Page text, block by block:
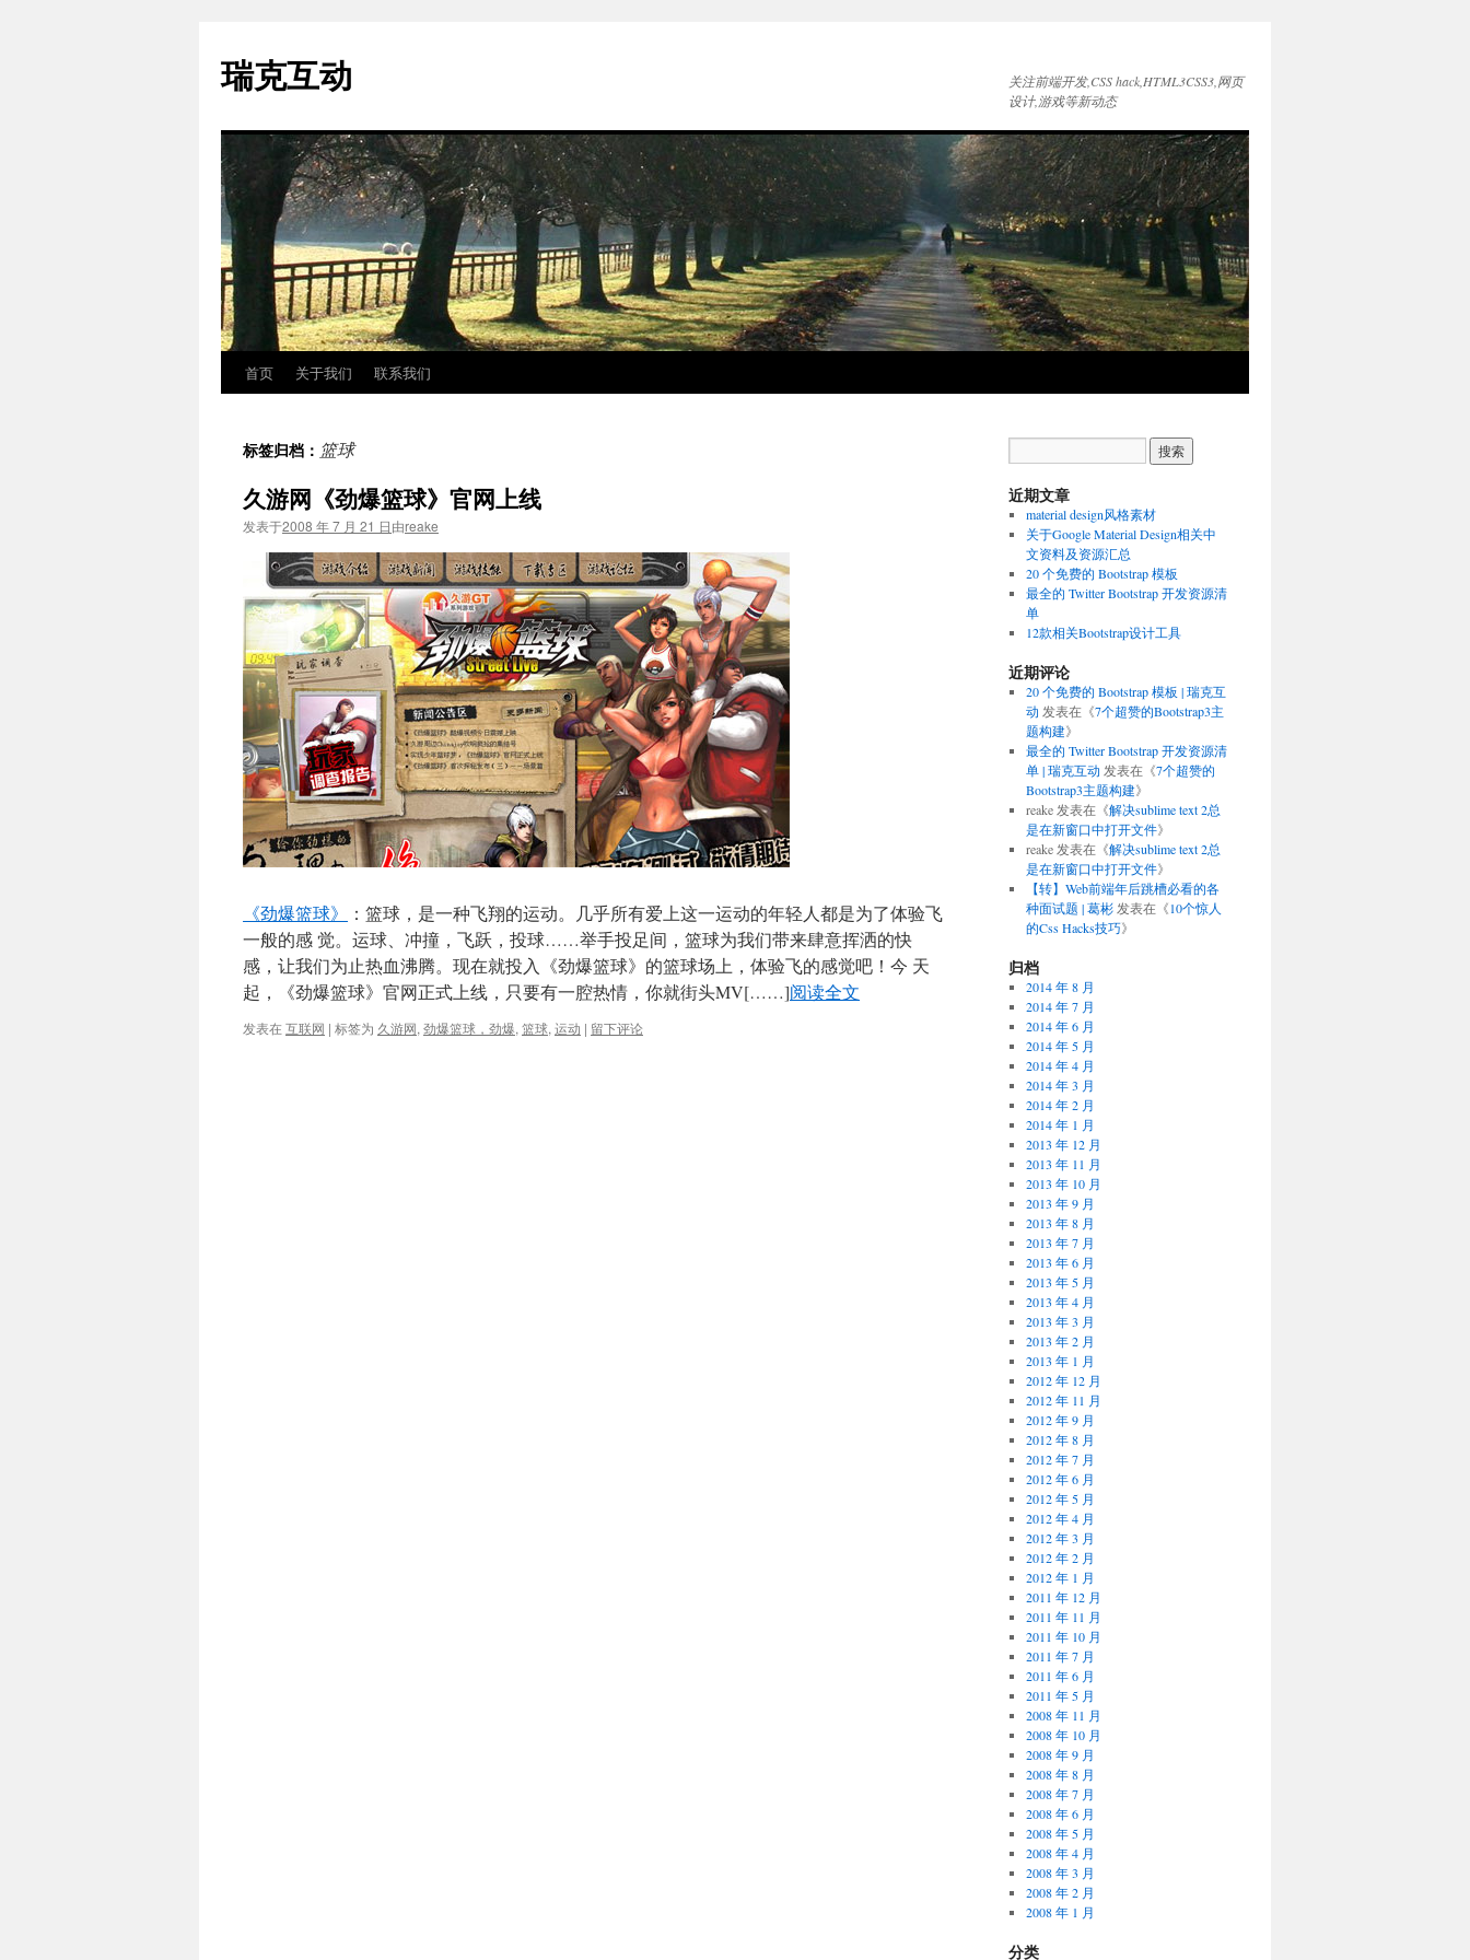
瑞克互动
关注前端开发,CSS hack,HTML3CSS3,网页
设计,游戏等新动态
正
首页 关于我们 联系我们
标签归档： 篮球
久游网《劲爆篮球》官网上线
发表于2008 年 7 月 21 日由reake
《劲爆篮球》
：篮球，是一种飞翔的运动。几乎所有爱上这一运动的年轻人都是为了体验飞
一般的感 觉。运球、冲撞，飞跃，投球……举手投足间，篮球为我们带来肆意挥洒的快
感，让我们为止热血沸腾。现在就投入《劲爆篮球》的篮球场上，体验飞的感觉吧！今 天
起，《劲爆篮球》官网正式上线，只要有一腔热情，你就街头MV[……]阅读全文
发表在互联网 | 标签为 久游网, 劲爆篮球，劲爆, 篮球, 运动 | 留下评论
近期文章
material design风格素材
关于Google Material Design相关中
文资料及资源汇总
20 个免费的 Bootstrap 模板
最全的 Twitter Bootstrap 开发资源清
单
12款相关Bootstrap设计工具
近期评论
20 个免费的 Bootstrap 模板 | 瑞克互
动 发表在《7个超赞的Bootstrap3主
题构建》
最全的 Twitter Bootstrap 开发资源清
单 | 瑞克互动 发表在《7个超赞的
Bootstrap3主题构建》
reake发表在《解决sublime text 2总
是在新窗口中打开文件》
reake发表在《解决sublime text 2总
是在新窗口中打开文件》
【转】Web前端年后跳槽必看的各
种面试题 | 葛彬发表在《10个惊人
的Css Hacks技巧》
归档
2014 年 8 月
2014 年 7 月
2014 年 6 月
2014 年 5 月
2014 年 4 月
2014 年 3 月
2014 年 2 月
2014 年 1 月
2013 年 12 月
2013 年 11 月
2013 年 10 月
2013 年 9 月
2013 年 8 月
2013 年 7 月
2013 年 6 月
2013 年 5 月
2013 年 4 月
2013 年 3 月
2013 年 2 月
2013 年 1 月
2012 年 12 月
2012 年 11 月
2012 年 9 月
2012 年 8 月
2012 年 7 月
2012 年 6 月
2012 年 5 月
2012 年 4 月
2012 年 3 月
2012 年 2 月
2012 年 1 月
2011 年 12 月
2011 年 11 月
2011 年 10 月
2011 年 7 月
2011 年 6 月
2011 年 5 月
2008 年 11 月
2008 年 10 月
2008 年 9 月
2008 年 8 月
2008 年 7 月
2008 年 6 月
2008 年 5 月
2008 年 4 月
2008 年 3 月
2008 年 2 月
2008 年 1 月
分类